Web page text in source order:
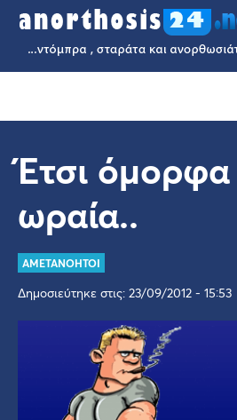
Έτσι όμορφα
ωραία..
AMETANOHTOI
Δημοσιεύτηκε στις: 23/09/2012 - 15:53